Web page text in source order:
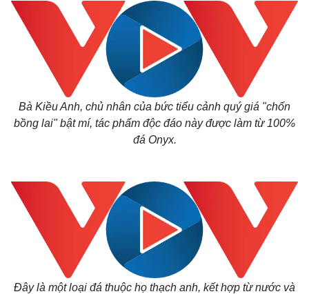
Bà Kiều Anh, chủ nhân của bức tiểu cảnh quý giá "chốn
bồng lai" bật mí, tác phẩm độc đáo này được làm từ 100%
đá Onyx.
Đây là một loại đá thuộc họ thạch anh, kết hợp từ nước và